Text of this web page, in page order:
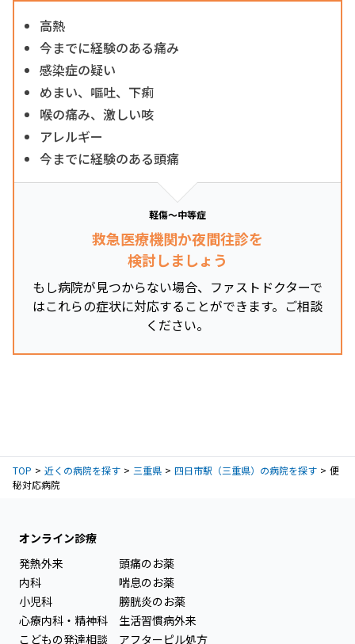
高熱
今までに経験のある痛み
感染症の疑い
めまい、嘔吐、下痢
喉の痛み、激しい咳
アレルギー
今までに経験のある頭痛
軽傷～中等症
救急医療機関か夜間往診を
検討しましょう
もし病院が見つからない場合、ファストドクターで
はこれらの症状に対応することができます。ご相談
ください。
TOP 近くの病院を探す 三重県 四日市駅（三重県）の病院を探す
便
秘対応病院
オンライン診療
発熱外来
内科
小児科
心療内科・精神科
こどもの発達相談
頭痛のお薬
喘息のお薬
膀胱炎のお薬
生活習慣病外来
アフターピル処方